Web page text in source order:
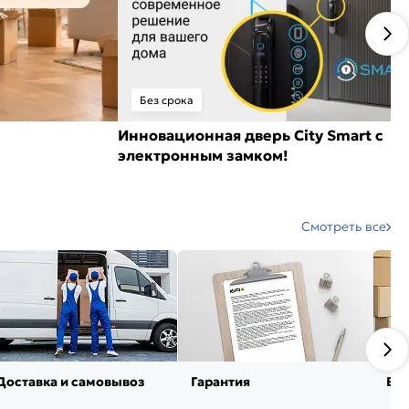
Без срока
Инновационная дверь City Smart с
электронным замком!
Смотреть все
и самовывоз Гарантия